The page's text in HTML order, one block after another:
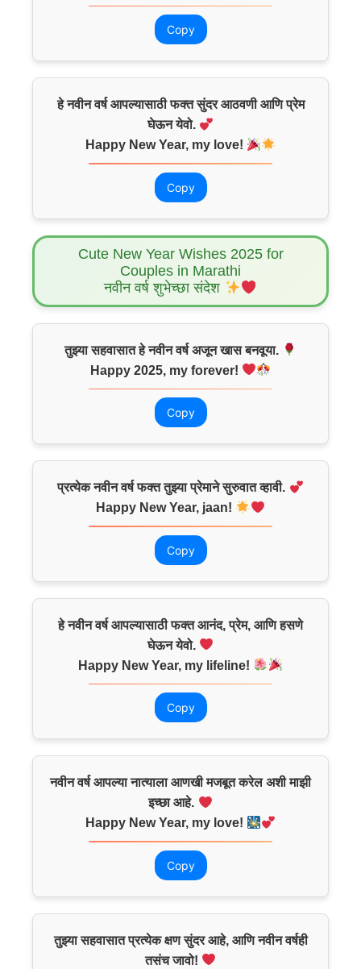
Copy
हे नवीन वर्ष आपल्यासाठी फक्त सुंदर आठवणी आणि प्रेम
घेऊन येवो.
Happy New Year, my love!
Copy
Cute New Year Wishes 2025 for
Couples in Marathi
नवीन वर्ष शुभेच्छा संदेश
तुझ्या सहवासात हे नवीन वर्ष अजून खास बनवूया.
Happy 2025, my forever!
Copy
प्रत्येक नवीन वर्ष फक्त तुझ्या प्रेमाने सुरुवात व्हावी.
Happy New Year, jaan!
Copy
हे नवीन वर्ष आपल्यासाठी फक्त आनंद, प्रेम, आणि हसणे
घेऊन येवो.
Happy New Year, my lifeline!
Copy
नवीन वर्ष आपल्या नात्याला आणखी मजबूत करेल अशी माझी
इच्छा आहे.
Happy New Year, my love!
Copy
तुझ्या सहवासात प्रत्येक क्षण सुंदर आहे, आणि नवीन वर्षही
तसंच जावो!